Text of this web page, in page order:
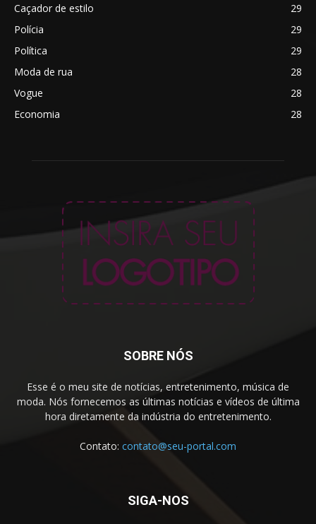
Caçador de estilo
29
Polícia
29
Política
29
Moda de rua
28
Vogue
28
Economia
28
SOBRE NÓS
Esse é o meu site de notícias, entretenimento, música de
moda. Nós fornecemos as últimas notícias e vídeos de última
hora diretamente da indústria do entretenimento.
Contato: contato@seu-portal.com
SIGA-NOS